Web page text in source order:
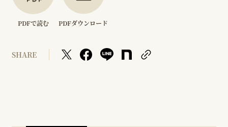
PDFで読む PDFダウンロード
SHARE